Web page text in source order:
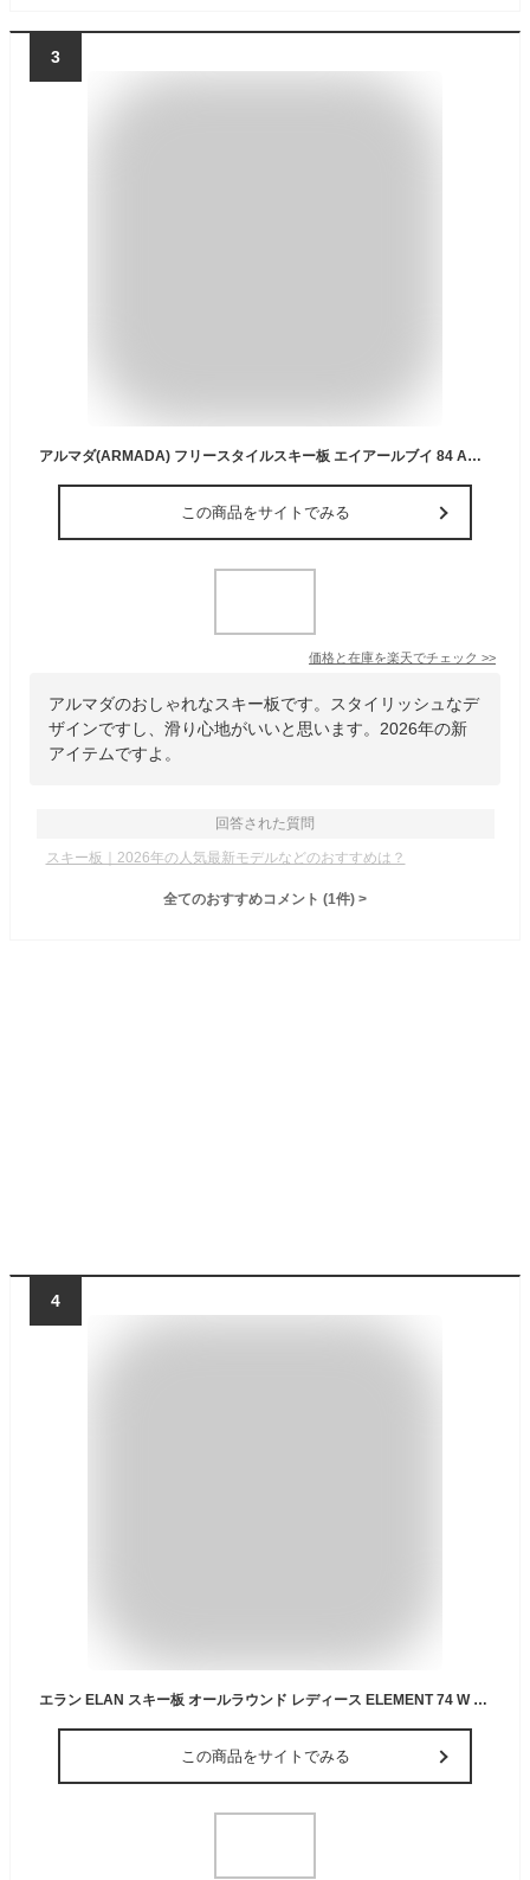
3
アルマダ(ARMADA) フリースタイルスキー板 エイアールブイ 84 ARV 84 【国内正規品】【25-26 2025-2026】
この商品をサイトでみる
価格と在庫を楽天でチェック >>
アルマダのおしゃれなスキー板です。スタイリッシュなデ
ザインですし、滑り心地がいいと思います。2026年の新
アイテムですよ。
回答された質問
スキー板｜2026年の人気最新モデルなどのおすすめは？
全てのおすすめコメント (1件) >
4
エラン ELAN スキー板 オールラウンド レディース ELEMENT 74 W BLACK +EL 9.0GW 板+ビンディング 【国内正規品】【25-26 2025-2026】【wax】
この商品をサイトでみる